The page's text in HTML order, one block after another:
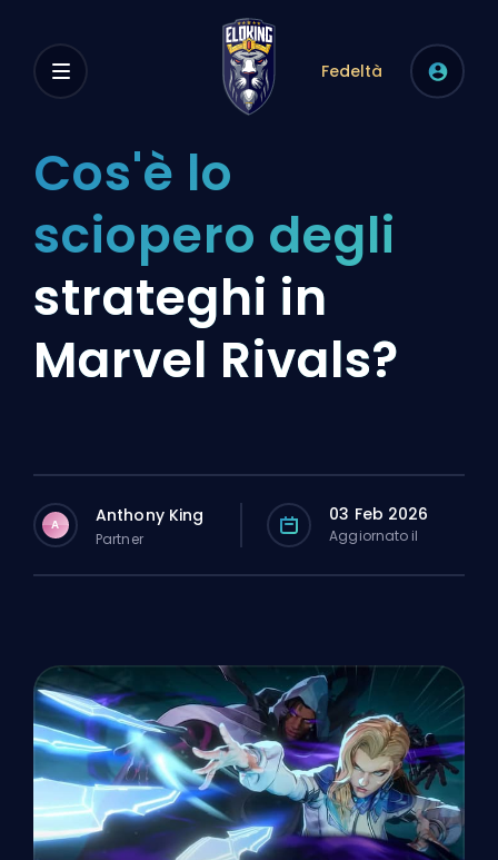
Fedeltà
Cos'è lo
sciopero degli
strateghi in
Marvel Rivals?
A Anthony King
Partner
03 Feb 2026
Aggiornato il